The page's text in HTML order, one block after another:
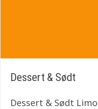
Dessert & Sødt
Dessert & Sødt